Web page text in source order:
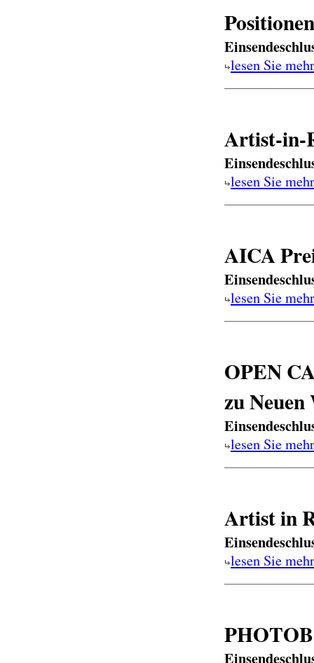
lesen Sie mehr
Artist-in-
lesen Sie mehr
AICA
lesen Sie mehr
OPEN
zu Neuen
lesen Sie mehr
Artist in
lesen Sie mehr